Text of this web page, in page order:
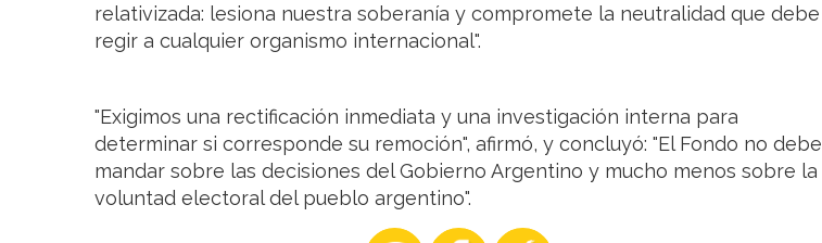
relativizada: lesiona nuestra soberanía y compromete la neutralidad que debe
regir a cualquier organismo internacional".
"Exigimos una rectificación inmediata y una investigación interna para
determinar si corresponde su remoción", afirmó, y concluyó: "El Fondo no debe
mandar sobre las decisiones del Gobierno Argentino y mucho menos sobre la
voluntad electoral del pueblo argentino".